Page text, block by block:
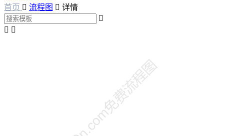
首页  流程图  详情

 